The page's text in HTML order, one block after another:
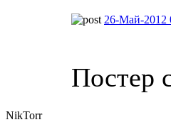
NikTorr
26-Май-2012
Постер